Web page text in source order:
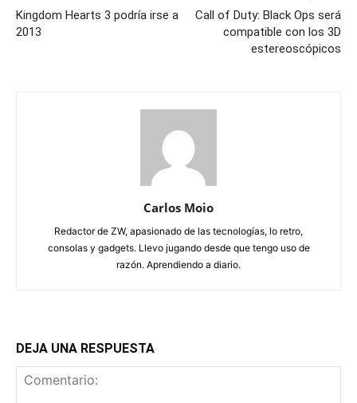
Kingdom Hearts 3 podría irse a
2013
Call of Duty: Black Ops será
compatible con los 3D
estereoscópicos
Carlos Moio
Redactor de ZW, apasionado de las tecnologías, lo retro,
consolas y gadgets. Llevo jugando desde que tengo uso de
razón. Aprendiendo a diario.
DEJA UNA RESPUESTA